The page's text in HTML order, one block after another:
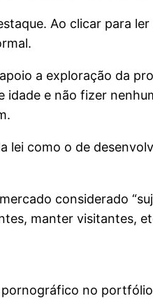
Ao clicar para ler
a exploração da
e não fizer
lei como o de
considerado
manter visitantes,
no